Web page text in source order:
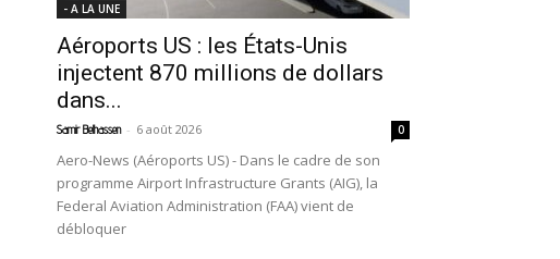
- A LA UNE
Aéroports US : les États-Unis
injectent 870 millions de dollars
dans...
Samir Belhassen - 6 août 2026 0
Aero-News (Aéroports US) - Dans le cadre de son
programme Airport Infrastructure Grants (AIG), la
Federal Aviation Administration (FAA) vient de
débloquer